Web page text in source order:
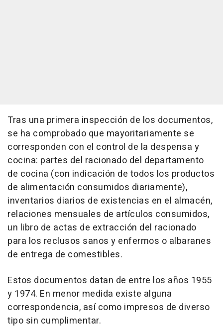
Tras una primera inspección de los documentos,
se ha comprobado que mayoritariamente se
corresponden con el control de la despensa y
cocina: partes del racionado del departamento
de cocina (con indicación de todos los productos
de alimentación consumidos diariamente),
inventarios diarios de existencias en el almacén,
relaciones mensuales de artículos consumidos,
un libro de actas de extracción del racionado
para los reclusos sanos y enfermos o albaranes
de entrega de comestibles.
Estos documentos datan de entre los años 1955
y 1974. En menor medida existe alguna
correspondencia, así como impresos de diverso
tipo sin cumplimentar.